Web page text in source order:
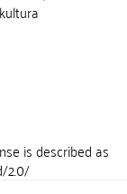
is described as
2.0/